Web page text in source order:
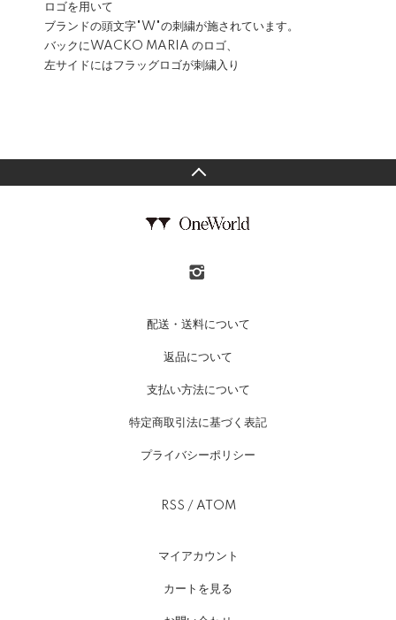
ロゴを用いて
ブランドの頭文字"W"の刺繍が施されています。
バックにWACKO MARIA のロゴ、
左サイドにはフラッグロゴが刺繍入り
配送・送料について
返品について
支払い方法について
特定商取引法に基づく表記
プライバシーポリシー
RSS / ATOM
マイアカウント
カートを見る